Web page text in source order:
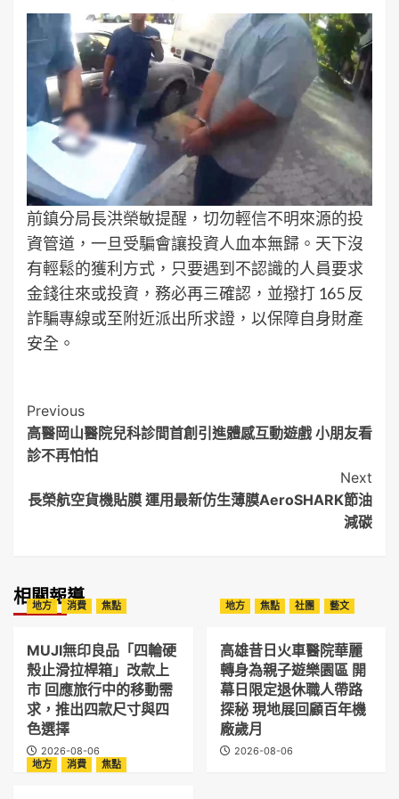
前鎮分局長洪榮敏提醒，切勿輕信不明來源的投
資管道，一旦受騙會讓投資人血本無歸。天下沒
有輕鬆的獲利方式，只要遇到不認識的人員要求
金錢往來或投資，務必再三確認，並撥打 165 反
詐騙專線或至附近派出所求證，以保障自身財產
安全。
Post
Navigation
Previous
高醫岡山醫院兒科診間首創引進體感互動遊戲 小朋友看
診不再怕怕
Next
長榮航空貨機貼膜 運用最新仿生薄膜AeroSHARK節油
減碳
相關報導
地方 消費 焦點
MUJI無印良品「四輪硬
殼止滑拉桿箱」改款上
市 回應旅行中的移動需
求，推出四款尺寸與四
色選擇
2026-08-06
地方 焦點 社團 藝文
高雄昔日火車醫院華麗
轉身為親子遊樂園區 開
幕日限定退休職人帶路
探秘 現地展回顧百年機
廠歲月
2026-08-06
地方
消費 焦點